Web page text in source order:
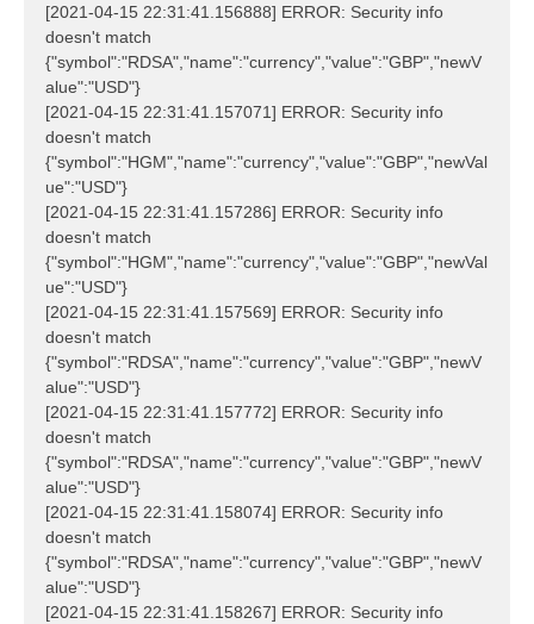
[2021-04-15 22:31:41.156888] ERROR: Security info
doesn't match
{"symbol":"RDSA","name":"currency","value":"GBP","newV
alue":"USD"}
[2021-04-15 22:31:41.157071] ERROR: Security info
doesn't match
{"symbol":"HGM","name":"currency","value":"GBP","newVal
ue":"USD"}
[2021-04-15 22:31:41.157286] ERROR: Security info
doesn't match
{"symbol":"HGM","name":"currency","value":"GBP","newVal
ue":"USD"}
[2021-04-15 22:31:41.157569] ERROR: Security info
doesn't match
{"symbol":"RDSA","name":"currency","value":"GBP","newV
alue":"USD"}
[2021-04-15 22:31:41.157772] ERROR: Security info
doesn't match
{"symbol":"RDSA","name":"currency","value":"GBP","newV
alue":"USD"}
[2021-04-15 22:31:41.158074] ERROR: Security info
doesn't match
{"symbol":"RDSA","name":"currency","value":"GBP","newV
alue":"USD"}
[2021-04-15 22:31:41.158267] ERROR: Security info